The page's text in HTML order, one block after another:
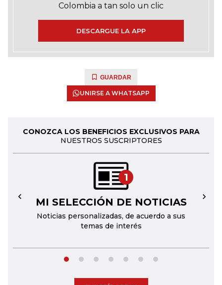
Colombia a tan solo un clic
DESCARGUE LA APP
GUARDAR
UNIRSE A WHATSAPP
CONOZCA LOS BENEFICIOS EXCLUSIVOS PARA
NUESTROS SUSCRIPTORES
1
MI SELECCIÓN DE NOTICIAS
Noticias personalizadas, de acuerdo a sus
temas de interés
← →